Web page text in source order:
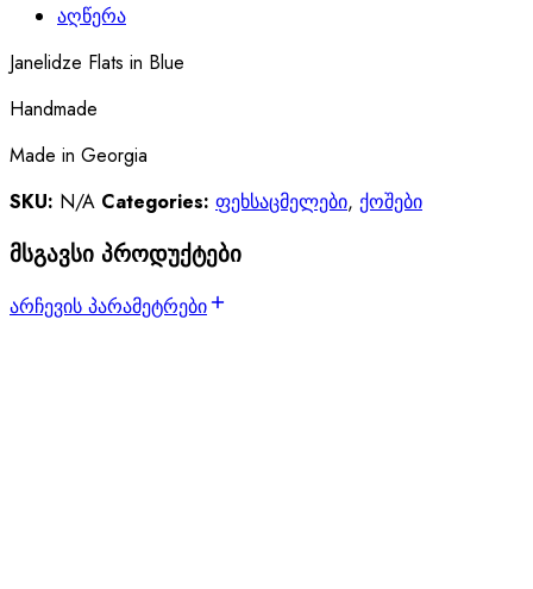
აღწერა
Janelidze Flats in Blue
Handmade
Made in Georgia
SKU: N/A Categories: ფეხსაცმელები, ქოშები
მსგავსი პროდუქტები
არჩევის პარამეტრები